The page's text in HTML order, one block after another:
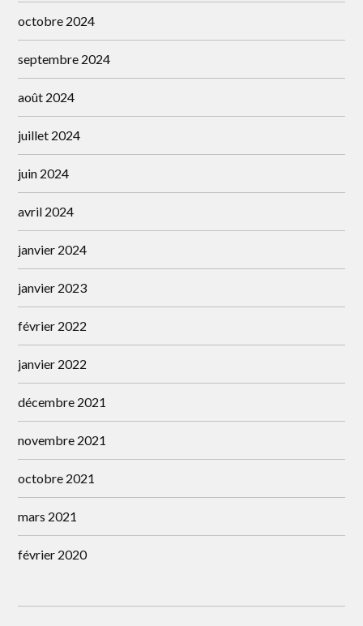
octobre 2024
septembre 2024
août 2024
juillet 2024
juin 2024
avril 2024
janvier 2024
janvier 2023
février 2022
janvier 2022
décembre 2021
novembre 2021
octobre 2021
mars 2021
février 2020